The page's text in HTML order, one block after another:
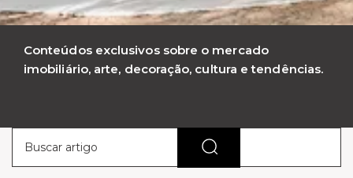
Conteúdos exclusivos sobre o mercado
imobiliário, arte, decoração, cultura e tendências.